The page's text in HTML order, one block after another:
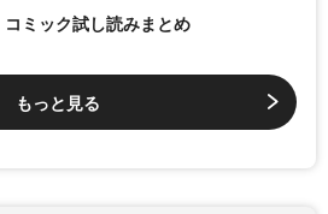
コミック試し読みまとめ
もっと見る